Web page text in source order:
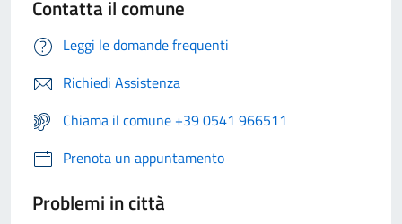
Contatta il comune
Leggi le domande frequenti
Richiedi Assistenza
Chiama il comune +39 0541 966511
Prenota un appuntamento
Problemi in città